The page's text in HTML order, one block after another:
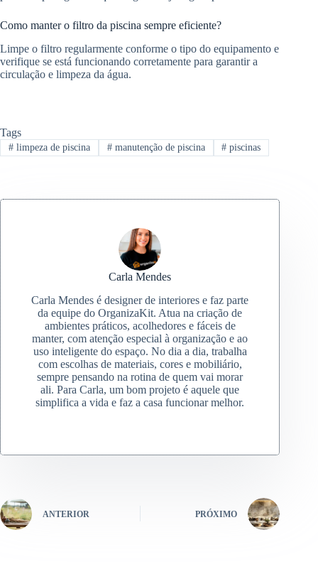
Como manter o filtro da piscina sempre eficiente?
Limpe o filtro regularmente conforme o tipo do equipamento e
verifique se está funcionando corretamente para garantir a
circulação e limpeza da água.
Tags
#limpeza de piscina #manutenção de piscina # piscinas
Carla Mendes
Carla Mendes é designer de interiores e faz parte
da equipe do OrganizaKit. Atua na criação de
ambientes práticos, acolhedores e fáceis de
manter, com atenção especial à organização e ao
uso inteligente do espaço. No dia a dia, trabalha
com escolhas de materiais, cores e mobiliário,
sempre pensando na rotina de quem vai morar
ali. Para Carla, um bom projeto é aquele que
simplifica a vida e faz a casa funcionar melhor.
ANTERIOR PRÓXIMO